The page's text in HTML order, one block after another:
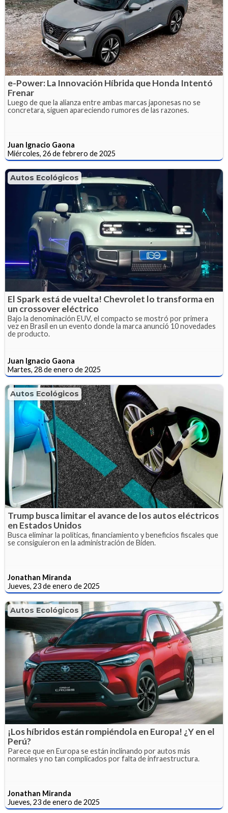
e-Power: La Innovación Híbrida que Honda Intentó
Frenar
Luego de que la alianza entre ambas marcas japonesas no se
concretara, siguen apareciendo rumores de las razones.
Juan Ignacio Gaona
Miércoles, 26 de febrero de 2025
Autos Ecológicos
El Spark está de vuelta! Chevrolet lo transforma en
un crossover eléctrico
Bajo la denominación EUV, el compacto se mostró por primera
vez en Brasil en un evento donde la marca anunció 10 novedades
de producto.
Juan Ignacio Gaona
Martes, 28 de enero de 2025
Autos Ecológicos
Trump busca limitar el avance de los autos eléctricos
en Estados Unidos
Busca eliminar la políticas, financiamiento y beneficios fiscales que
se consiguieron en la administración de Biden.
Jonathan Miranda
Jueves, 23 de enero de 2025
Autos Ecológicos
¡Los híbridos están rompiéndola en Europa! ¿Y en el
Perú?
Parece que en Europa se están inclinando por autos más
normales y no tan complicados por falta de infraestructura.
Jonathan Miranda
Jueves, 23 de enero de 2025